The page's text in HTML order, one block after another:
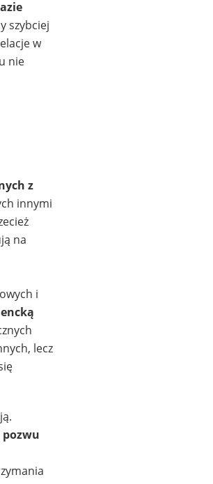
szybciej
w
nie
z
innymi
na
i
lecz